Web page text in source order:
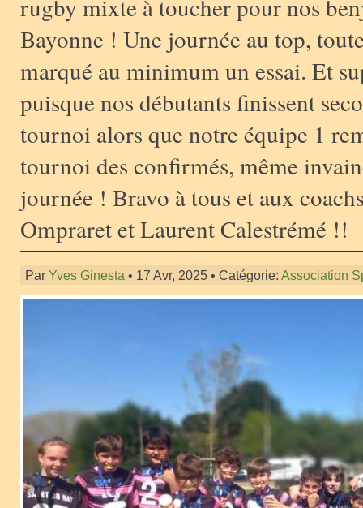
rugby mixte à toucher pour nos
Bayonne ! Une journée au top,
marqué au minimum un essai. Et
puisque nos débutants finissent
tournoi alors que notre équipe 1
tournoi des confirmés, même
journée ! Bravo à tous et aux
Ompraret et Laurent Calestrémé !!
Par Yves Ginesta • 17 Avr, 2025 • Catégorie: Association